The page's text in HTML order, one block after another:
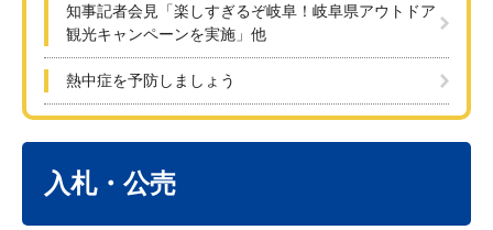
知事記者会見「楽しすぎるぞ岐阜！岐阜県アウトドア
観光キャンペーンを実施」他
熱中症を予防しましょう
入札・公売